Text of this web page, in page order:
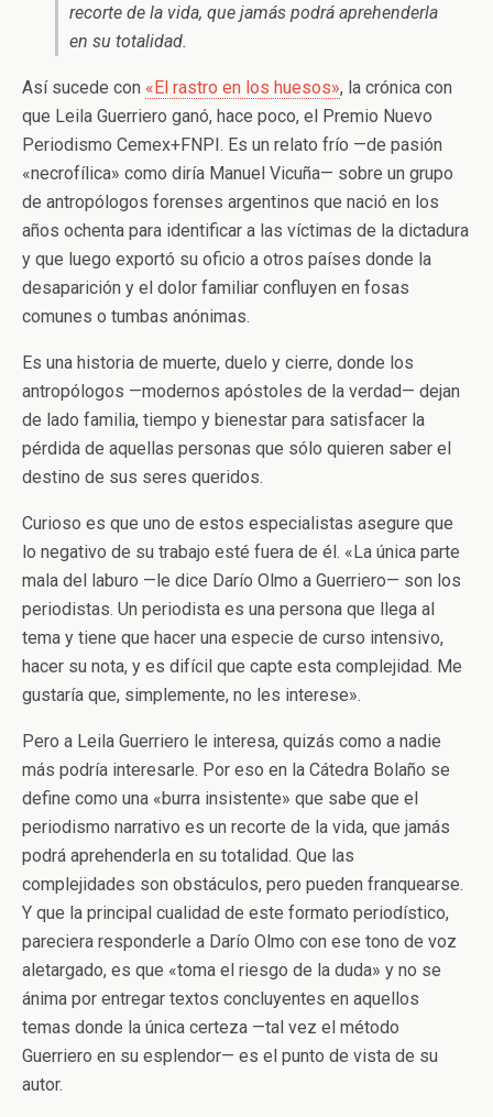
recorte de la vida, que jamás podrá aprehenderla
en su totalidad.
Así sucede con «El rastro en los huesos», la crónica con
que Leila Guerriero ganó, hace poco, el Premio Nuevo
Periodismo Cemex+FNPI. Es un relato frío —de pasión
«necrofílica» como diría Manuel Vicuña— sobre un grupo
de antropólogos forenses argentinos que nació en los
años ochenta para identificar a las víctimas de la dictadura
y que luego exportó su oficio a otros países donde la
desaparición y el dolor familiar confluyen en fosas
comunes o tumbas anónimas.
Es una historia de muerte, duelo y cierre, donde los
antropólogos —modernos apóstoles de la verdad— dejan
de lado familia, tiempo y bienestar para satisfacer la
pérdida de aquellas personas que sólo quieren saber el
destino de sus seres queridos.
Curioso es que uno de estos especialistas asegure que
lo negativo de su trabajo esté fuera de él. «La única parte
mala del laburo —le dice Darío Olmo a Guerriero— son los
periodistas. Un periodista es una persona que llega al
tema y tiene que hacer una especie de curso intensivo,
hacer su nota, y es difícil que capte esta complejidad. Me
gustaría que, simplemente, no les interese».
Pero a Leila Guerriero le interesa, quizás como a nadie
más podría interesarle. Por eso en la Cátedra Bolaño se
define como una «burra insistente» que sabe que el
periodismo narrativo es un recorte de la vida, que jamás
podrá aprehenderla en su totalidad. Que las
complejidades son obstáculos, pero pueden franquearse.
Y que la principal cualidad de este formato periodístico,
pareciera responderle a Darío Olmo con ese tono de voz
aletargado, es que «toma el riesgo de la duda» y no se
ánima por entregar textos concluyentes en aquellos
temas donde la única certeza —tal vez el método
Guerriero en su esplendor— es el punto de vista de su
autor.